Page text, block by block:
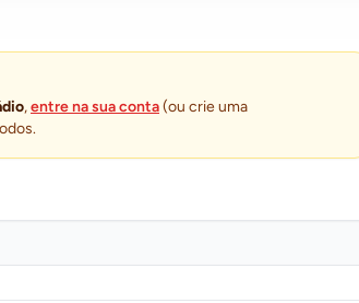
,entre na sua conta(ou crie uma